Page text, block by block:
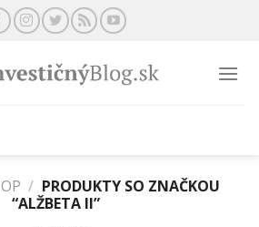
/ PRODUKTY SO ZNAČKOU
“ALŽBETA II”